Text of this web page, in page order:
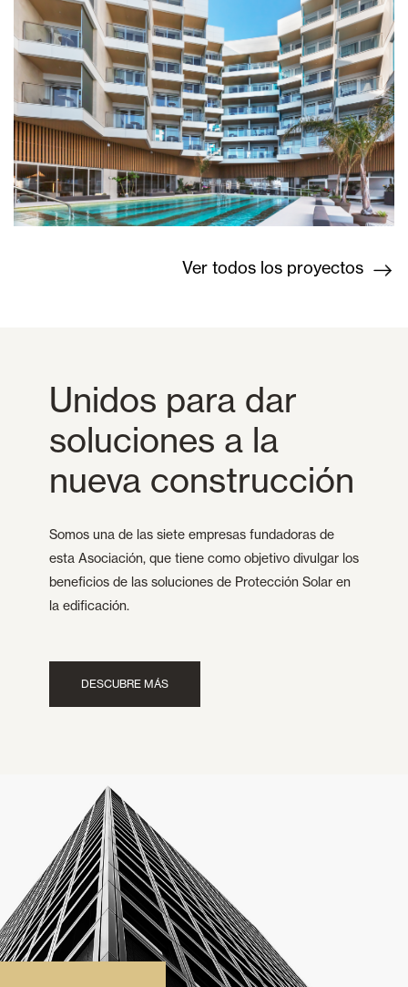
Ver todos los proyectos
Unidos para dar
soluciones a la
nueva construcción
Somos una de las siete empresas fundadoras de
esta Asociación, que tiene como objetivo divulgar los
beneficios de las soluciones de Protección Solar en
la edificación.
DESCUBRE MÁS